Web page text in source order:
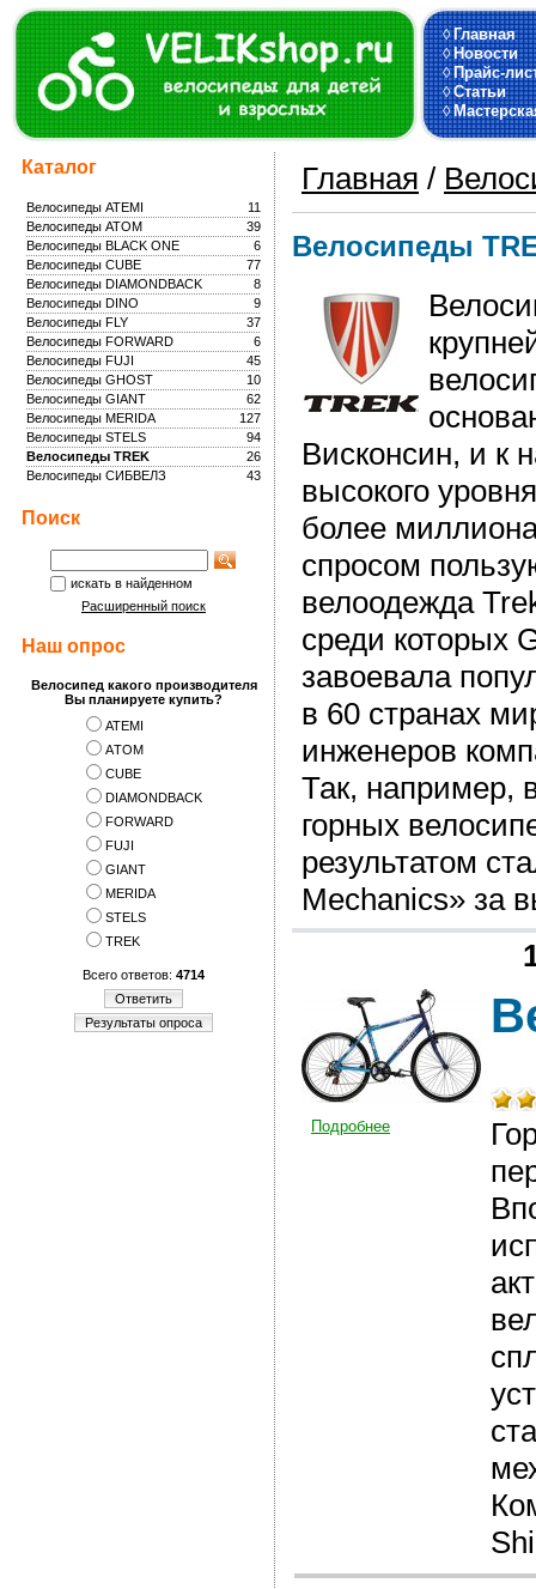
◊Главная
◊Новости
◊Прайс-
◊Статьи
◊
Каталог
11
Велосипеды ATEMI
39
Велосипеды ATOM
6
Велосипеды BLACK ONE
77
Велосипеды CUBE
8
Велосипеды DIAMONDBACK
9
Велосипеды DINO
37
Велосипеды FLY
6
Велосипеды FORWARD
45
Велосипеды FUJI
10
Велосипеды GHOST
62
Велосипеды GIANT
127
Велосипеды MERIDA
94
Велосипеды STELS
26
Велосипеды TREK
43
Велосипеды СИБВЕЛЗ
Поиск
искать в найденном
Расширенный поиск
Наш опрос
Велосипед какого производителя
Вы планируете купить?
ATEMI
АTOM
CUBE
DIAMONDBACK
FORWARD
FUJI
GIANT
MERIDA
STELS
TREK
Всего ответов: 4714
Ответить
Результаты опроса
Главная /
Велосипеды
Висконсин, и к
высокого
более
спросом
велоодежда
среди которых
завоевала
в 60 странах
инженеров
Так, например,
горных
результатом
Mechanics» за
Подробнее